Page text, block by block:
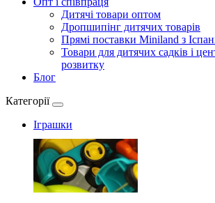
Дитячі товари оптом
Дропшипінг дитячих товарів
Прямі поставки Miniland з
Товари для дитячих садків і
розвитку
Блог
Категорії
Іграшки